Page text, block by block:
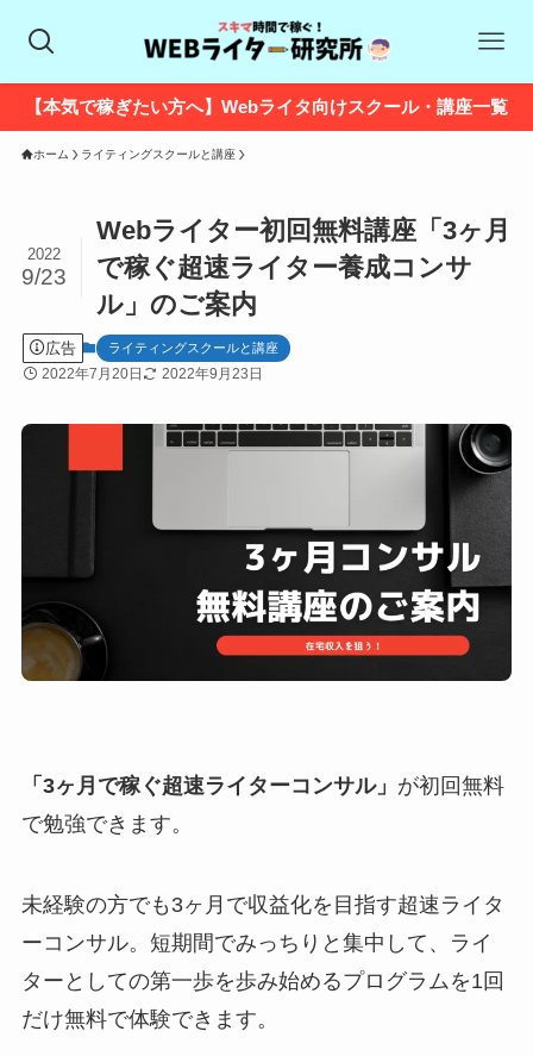
【本気で稼ぎたい方へ】Webライタ向けスクール・講座一覧
ホーム ライティングスクールと講座
Webライター初回無料講座「3ヶ月
で稼ぐ超速ライター養成コンサ
ル」のご案内
2022
9/23
広告 ライティングスクールと講座
2022年7月20日 2022年9月23日
「3ヶ月で稼ぐ超速ライターコンサル」 が初回無料
で勉強できます。
未経験の方でも3ヶ月で収益化を目指す超速ライタ
ーコンサル。短期間でみっちりと集中して、ライ
ターとしての第一歩を歩み始めるプログラムを1回
だけ無料で体験できます。